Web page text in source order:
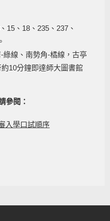
15、18、235、237、
線、南勢角-橘線，古亭
10分鐘即達師大圖書館
參閱：
入學口試順序